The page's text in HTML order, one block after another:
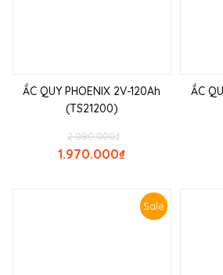
ẮC QUY PHOENIX 2V-120Ah
(TS21200)
₫
2.080.000
₫
1.970.000
ẮC
Sale